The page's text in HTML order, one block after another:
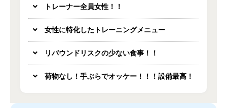
トレーナー全員女性！！
女性に特化したトレーニングメニュー
リバウンドリスクの少ない食事！！
荷物なし！手ぶらでオッケー！！！設備最高！